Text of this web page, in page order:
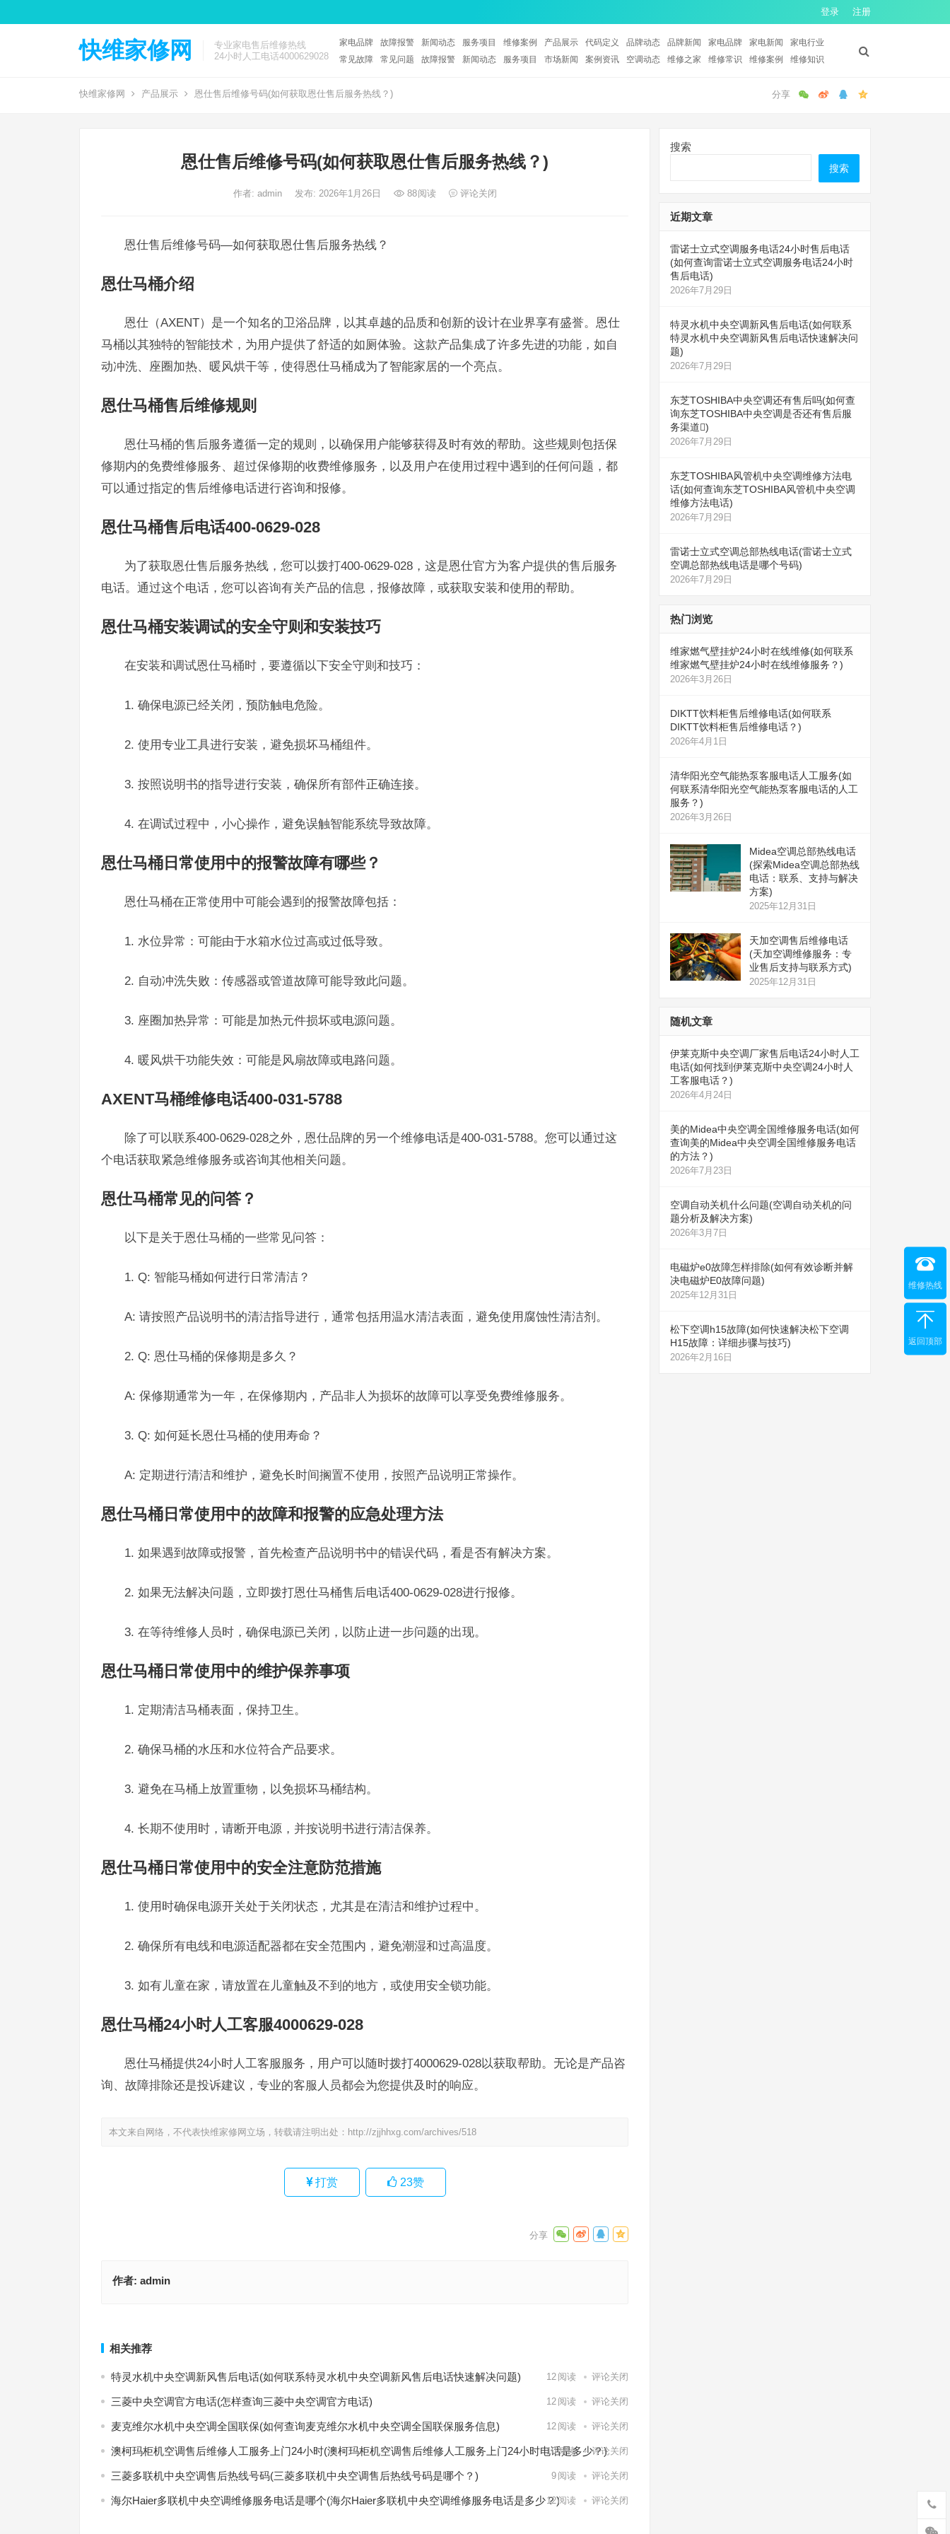
登录 注册
快维家修网
专业家电售后维修热线
24小时人工电话4000629028
家电品牌 故障报警 新闻动态 服务项目 维修案例 产品展示 代码定义 品牌动态 品牌新闻 家电品牌 家电新闻
家电行业
常见故障
常见问题 故障报警 新闻动态 服务项目 市场新闻 案例资讯 空调动态 维修之家 维修常识 维修案例 维修知识
快维家修网 产品展示 恩仕售后维修号码(如何获取恩仕售后服务热线？)
恩仕售后维修号码(如何获取恩仕售后服务热线？)
作者: admin 发布: 2026年1月26日 88阅读 评论关闭
恩仕售后维修号码—如何获取恩仕售后服务热线？
恩仕马桶介绍
恩仕（AXENT）是一个知名的卫浴品牌，以其卓越的品质和创新的设计在业界享有盛誉。恩仕
马桶以其独特的智能技术，为用户提供了舒适的如厕体验。这款产品集成了许多先进的功能，如自
动冲洗、座圈加热、暖风烘干等，使得恩仕马桶成为了智能家居的一个亮点。
恩仕马桶售后维修规则
恩仕马桶的售后服务遵循一定的规则，以确保用户能够获得及时有效的帮助。这些规则包括保
修期内的免费维修服务、超过保修期的收费维修服务，以及用户在使用过程中遇到的任何问题，都
可以通过指定的售后维修电话进行咨询和报修。
恩仕马桶售后电话400-0629-028
为了获取恩仕售后服务热线，您可以拨打400-0629-028，这是恩仕官方为客户提供的售后服务
电话。通过这个电话，您可以咨询有关产品的信息，报修故障，或获取安装和使用的帮助。
恩仕马桶安装调试的安全守则和安装技巧
在安装和调试恩仕马桶时，要遵循以下安全守则和技巧：
1. 确保电源已经关闭，预防触电危险。
2. 使用专业工具进行安装，避免损坏马桶组件。
3. 按照说明书的指导进行安装，确保所有部件正确连接。
4. 在调试过程中，小心操作，避免误触智能系统导致故障。
恩仕马桶日常使用中的报警故障有哪些？
恩仕马桶在正常使用中可能会遇到的报警故障包括：
1. 水位异常：可能由于水箱水位过高或过低导致。
2. 自动冲洗失败：传感器或管道故障可能导致此问题。
3. 座圈加热异常：可能是加热元件损坏或电源问题。
4. 暖风烘干功能失效：可能是风扇故障或电路问题。
AXENT马桶维修电话400-031-5788
除了可以联系400-0629-028之外，恩仕品牌的另一个维修电话是400-031-5788。您可以通过这
个电话获取紧急维修服务或咨询其他相关问题。
恩仕马桶常见的问答？
以下是关于恩仕马桶的一些常见问答：
1. Q: 智能马桶如何进行日常清洁？
A: 请按照产品说明书的清洁指导进行，通常包括用温水清洁表面，避免使用腐蚀性清洁剂。
2. Q: 恩仕马桶的保修期是多久？
A: 保修期通常为一年，在保修期内，产品非人为损坏的故障可以享受免费维修服务。
3. Q: 如何延长恩仕马桶的使用寿命？
A: 定期进行清洁和维护，避免长时间搁置不使用，按照产品说明正常操作。
恩仕马桶日常使用中的故障和报警的应急处理方法
1. 如果遇到故障或报警，首先检查产品说明书中的错误代码，看是否有解决方案。
2. 如果无法解决问题，立即拨打恩仕马桶售后电话400-0629-028进行报修。
3. 在等待维修人员时，确保电源已关闭，以防止进一步问题的出现。
恩仕马桶日常使用中的维护保养事项
1. 定期清洁马桶表面，保持卫生。
2. 确保马桶的水压和水位符合产品要求。
3. 避免在马桶上放置重物，以免损坏马桶结构。
4. 长期不使用时，请断开电源，并按说明书进行清洁保养。
恩仕马桶日常使用中的安全注意防范措施
1. 使用时确保电源开关处于关闭状态，尤其是在清洁和维护过程中。
2. 确保所有电线和电源适配器都在安全范围内，避免潮湿和过高温度。
3. 如有儿童在家，请放置在儿童触及不到的地方，或使用安全锁功能。
恩仕马桶24小时人工客服4000629-028
恩仕马桶提供24小时人工客服服务，用户可以随时拨打4000629-028以获取帮助。无论是产品咨
询、故障排除还是投诉建议，专业的客服人员都会为您提供及时的响应。
本文来自网络，不代表快维家修网立场，转载请注明出处： http://zjjhhxg.com/archives/518
打赏 23赞
作者: admin
相关推荐
特灵水机中央空调新风售后电话(如何联系特灵水机中央空调新风售后电话快速解决问题) 12 阅读 评论关闭
三菱中央空调官方电话(怎样查询三菱中央空调官方电话) 12 阅读 评论关闭
麦克维尔水机中央空调全国联保(如何查询麦克维尔水机中央空调全国联保服务信息) 12 阅读 评论关闭
澳柯玛柜机空调售后维修人工服务上门24小时(澳柯玛柜机空调售后维修人工服务上门24小时电话是多少？)
10阅读 评论关闭
三菱多联机中央空调售后热线号码(三菱多联机中央空调售后热线号码是哪个？) 9 阅读 评论关闭
海尔Haier多联机中央空调维修服务电话是哪个(海尔Haier多联机中央空调维修服务电话是多少？)
12阅读 评论关闭
搜索
搜索
近期文章
雷诺士立式空调服务电话24小时售后电话
(如何查询雷诺士立式空调服务电话24小时
售后电话)
2026年7月29日
特灵水机中央空调新风售后电话(如何联系
特灵水机中央空调新风售后电话快速解决问
题)
2026年7月29日
东芝TOSHIBA中央空调还有售后吗(如何查
询东芝TOSHIBA中央空调是否还有售后服
务渠道)
2026年7月29日
东芝TOSHIBA风管机中央空调维修方法电
话(如何查询东芝TOSHIBA风管机中央空调
维修方法电话)
2026年7月29日
雷诺士立式空调总部热线电话(雷诺士立式
空调总部热线电话是哪个号码)
2026年7月29日
热门浏览
维家燃气壁挂炉24小时在线维修(如何联系
维家燃气壁挂炉24小时在线维修服务？)
2026年3月26日
DIKTT饮料柜售后维修电话(如何联系
DIKTT饮料柜售后维修电话？)
2026年4月1日
清华阳光空气能热泵客服电话人工服务(如
何联系清华阳光空气能热泵客服电话的人工
服务？)
2026年3月26日
Midea空调总部热线电话
(探索Midea空调总部热线
电话：联系、支持与解决
方案)
2025年12月31日
天加空调售后维修电话
(天加空调维修服务：专
业售后支持与联系方式)
2025年12月31日
随机文章
伊莱克斯中央空调厂家售后电话24小时人工
电话(如何找到伊莱克斯中央空调24小时人
工客服电话？)
2026年4月24日
美的Midea中央空调全国维修服务电话(如何
查询美的Midea中央空调全国维修服务电话
的方法？)
2026年7月23日
空调自动关机什么问题(空调自动关机的问
题分析及解决方案)
2026年3月7日
电磁炉e0故障怎样排除(如何有效诊断并解
决电磁炉E0故障问题)
2025年12月31日
松下空调h15故障(如何快速解决松下空调
H15故障：详细步骤与技巧)
2026年2月16日
维修热线
返回顶部